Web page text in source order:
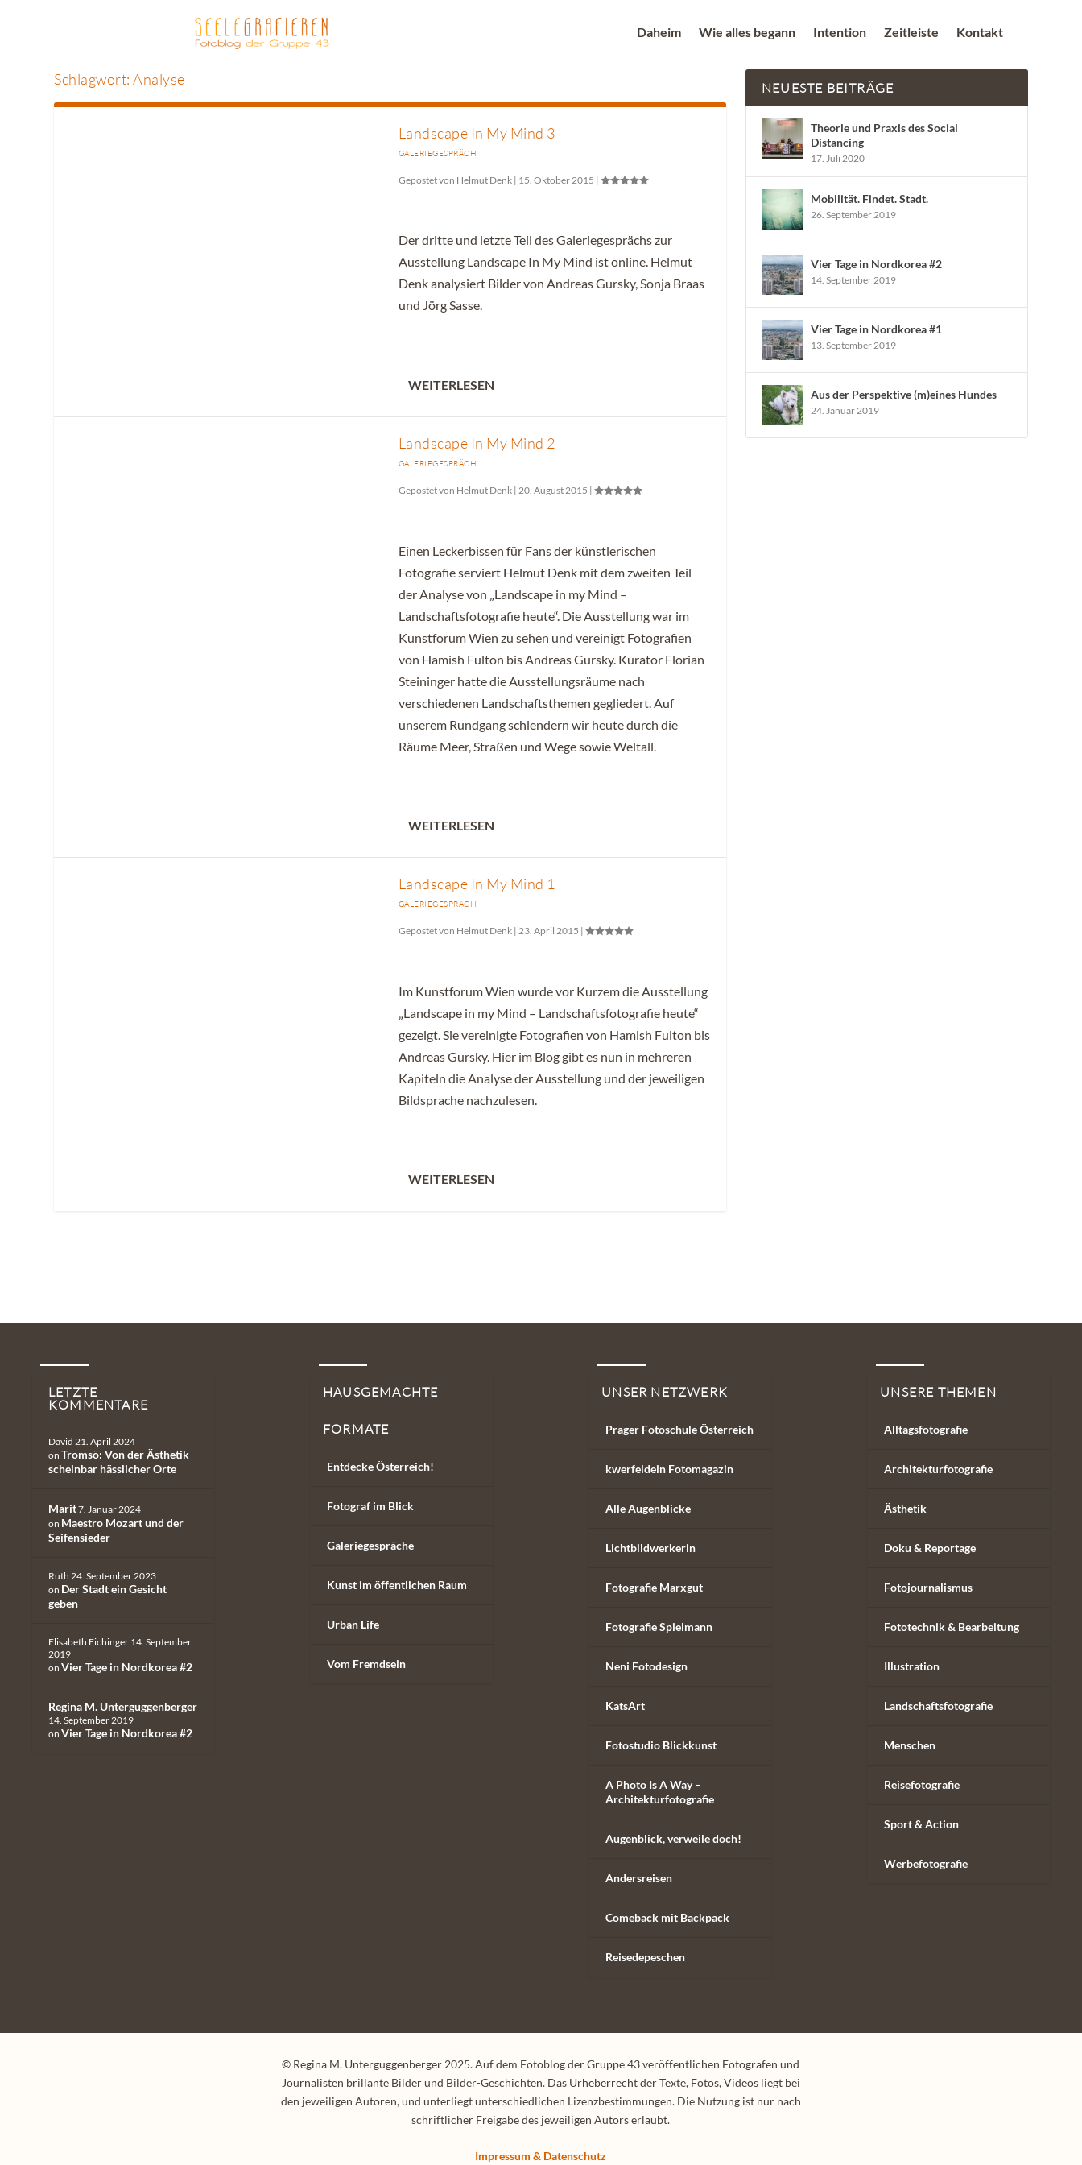
Daheim Wie alles begann Intention Zeitleiste Kontakt
Schlagwort:Analyse
Landscape In My Mind 3
GALERIEGESPRÄCH
Gepostet von Helmut Denk| 15. Oktober 2015 |
Der dritte und letzte Teil des Galeriegesprächs zur
Ausstellung Landscape In My Mind ist online. Helmut
Denk analysiert Bilder von Andreas Gursky, Sonja Braas
und Jörg Sasse.
WEITERLESEN
Landscape In My Mind 2
GALERIEGESPRÄCH
Gepostet von Helmut Denk| 20. August 2015 |
Einen Leckerbissen für Fans der künstlerischen
Fotografie serviert Helmut Denk mit dem zweiten Teil
der Analyse von „Landscape in my Mind –
Landschaftsfotografie heute“. Die Ausstellung war im
Kunstforum Wien zu sehen und vereinigt Fotografien
von Hamish Fulton bis Andreas Gursky. Kurator Florian
Steininger hatte die Ausstellungsräume nach
verschiedenen Landschaftsthemen gegliedert. Auf
unserem Rundgang schlendern wir heute durch die
Räume Meer, Straßen und Wege sowie Weltall.
WEITERLESEN
Landscape In My Mind 1
GALERIEGESPRÄCH
Gepostet von Helmut Denk| 23. April 2015 |
Im Kunstforum Wien wurde vor Kurzem die Ausstellung
„Landscape in my Mind – Landschaftsfotografie heute“
gezeigt. Sie vereinigte Fotografien von Hamish Fulton bis
Andreas Gursky. Hier im Blog gibt es nun in mehreren
Kapiteln die Analyse der Ausstellung und der jeweiligen
Bildsprache nachzulesen.
WEITERLESEN
NEUESTE BEITRÄGE
Theorie und Praxis des Social
Distancing
17. Juli 2020
Mobilität. Findet. Stadt.
26. September 2019
Vier Tage in Nordkorea #2
14. September 2019
Vier Tage in Nordkorea #1
13. September 2019
Aus der Perspektive (m)eines Hundes
24. Januar 2019
LETZTE
KOMMENTARE
David 21. April 2024
on Tromsö: Von der Ästhetik
scheinbar hässlicher Orte
Marit7. Januar 2024
on Maestro Mozart und der
Seifensieder
Ruth 24. September 2023
on Der Stadt ein Gesicht
geben
Elisabeth Eichinger 14. September
2019
on Vier Tage in Nordkorea #2
Regina M. Unterguggenberger
14. September 2019
on Vier Tage in Nordkorea #2
HAUSGEMACHTE
FORMATE
Entdecke Österreich!
Fotograf im Blick
Galeriegespräche
Kunst im öffentlichen Raum
Urban Life
Vom Fremdsein
UNSER NETZWERK
Prager Fotoschule Österreich
kwerfeldein Fotomagazin
Alle Augenblicke
Lichtbildwerkerin
Fotografie Marxgut
Fotografie Spielmann
Neni Fotodesign
KatsArt
Fotostudio Blickkunst
A Photo Is A Way –
Architekturfotografie
Augenblick, verweile doch!
Andersreisen
Comeback mit Backpack
Reisedepeschen
UNSERE THEMEN
Alltagsfotografie
Architekturfotografie
Ästhetik
Doku & Reportage
Fotojournalismus
Fototechnik & Bearbeitung
Illustration
Landschaftsfotografie
Menschen
Reisefotografie
Sport & Action
Werbefotografie
© Regina M. Unterguggenberger 2025. Auf dem Fotoblog der Gruppe 43 veröffentlichen Fotografen und
Journalisten brillante Bilder und Bilder-Geschichten. Das Urheberrecht der Texte, Fotos, Videos liegt bei
den jeweiligen Autoren, und unterliegt unterschiedlichen Lizenzbestimmungen. Die Nutzung ist nur nach
schriftlicher Freigabe des jeweiligen Autors erlaubt.
Impressum & Datenschutz